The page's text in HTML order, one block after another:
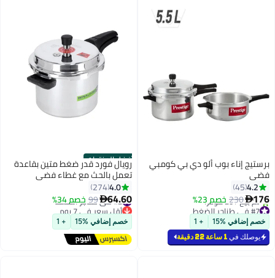
برستيج إناء بوب ألو دي بي كومبي
فضي
4.2
45
176
230خصم 23% #7 في طناجر الضغط
بتخلّص بسرعة
تم بيع +20 مؤخرًا
#7 في طناجر الضغط
خصم إضافي %15 + 1
يوصلك في 1 ساعة 22 دقيقة
أفضل المنتجات
رويال فورد قدر ضغط متين بقاعدة
تعمل بالحث مع غطاء فضي
4.0
274
64.60
99خصم 34% #2 في طناجر الضغط
أقل سعر في 7 يوم
توصيل مجاني
تم بيع +90 مؤخرًا
#2 في طناجر الضغط
خصم إضافي %15 + 1